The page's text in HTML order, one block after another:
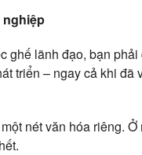
nghiệp
ghế lãnh đạo, bạn
triển – ngay cả khi
nét văn hóa riêng.